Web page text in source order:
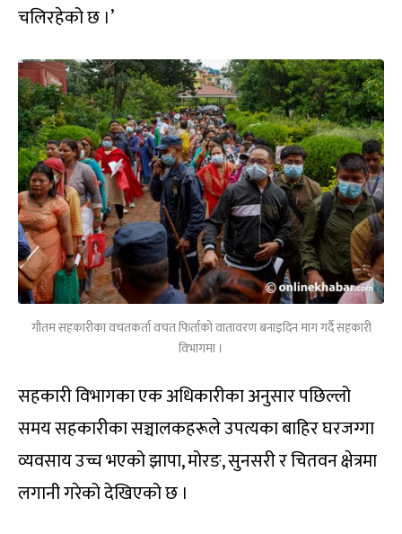
चलिरहेको छ ।’
गौतम सहकारीका वचतकर्ता वचत फिर्ताको वातावरण बनाइदिन माग गर्दै सहकारी
विभागमा ।
सहकारी विभागका एक अधिकारीका अनुसार पछिल्लो
समय सहकारीका सञ्चालकहरूले उपत्यका बाहिर घरजग्गा
व्यवसाय उच्च भएको झापा, मोरङ, सुनसरी र चितवन क्षेत्रमा
लगानी गरेको देखिएको छ ।